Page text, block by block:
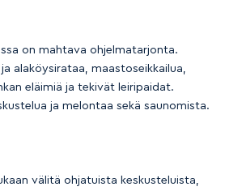
on mahtava ohjelmatarjonta.
alaköysirataa, maastoseikkailua,
eläimiä ja tekivät leiripaidat.
ja melontaa sekä saunomista.
välitä ohjatuista keskusteluista,